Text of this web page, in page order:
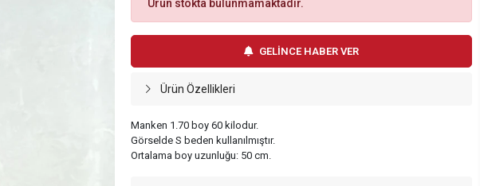
Ürün stokta bulunmamaktadır.
GELİNCE HABER VER
Ürün Özellikleri
Manken 1.70 boy 60 kilodur.
Görselde S beden kullanılmıştır.
Ortalama boy uzunluğu: 50 cm.